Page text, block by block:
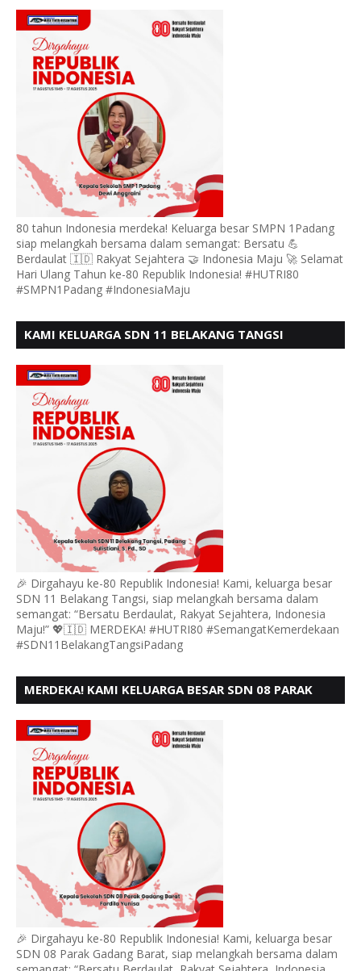
80 tahun Indonesia merdeka! Keluarga besar SMPN 1Padang
siap melangkah bersama dalam semangat: Bersatu 💪
Berdaulat 🇮🇩 Rakyat Sejahtera 🤝 Indonesia Maju 🚀 Selamat
Hari Ulang Tahun ke-80 Republik Indonesia! #HUTRI80
#SMPN1Padang #IndonesiaMaju
KAMI KELUARGA SDN 11 BELAKANG TANGSI
🎉 Dirgahayu ke-80 Republik Indonesia! Kami, keluarga besar
SDN 11 Belakang Tangsi, siap melangkah bersama dalam
semangat: “Bersatu Berdaulat, Rakyat Sejahtera, Indonesia
Maju!” 💖🇮🇩 MERDEKA! #HUTRI80 #SemangatKemerdekaan
#SDN11BelakangTangsiPadang
MERDEKA! KAMI KELUARGA BESAR SDN 08 PARAK
- 80,
🎉 Dirgahayu ke-80 Republik Indonesia! Kami, keluarga besar
SDN 08 Parak Gadang Barat, siap melangkah bersama dalam